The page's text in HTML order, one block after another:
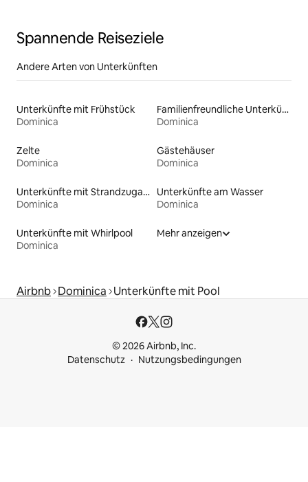
Spannende Reiseziele
Andere Arten von Unterkünften
Unterkünfte mit Frühstück
Dominica
Familienfreundliche Unterkünfte
Dominica
Zelte
Dominica
Gästehäuser
Dominica
Unterkünfte mit Strandzugang
Dominica
Unterkünfte am Wasser
Dominica
Unterkünfte mit Whirlpool
Dominica
Mehr anzeigen
Airbnb Dominica Unterkünfte mit Pool
© 2026 Airbnb, Inc.
Datenschutz
Nutzungsbedingungen